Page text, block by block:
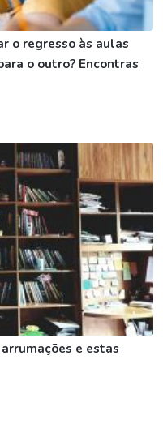
o regresso às aulas
o outro? Encontras
e estas